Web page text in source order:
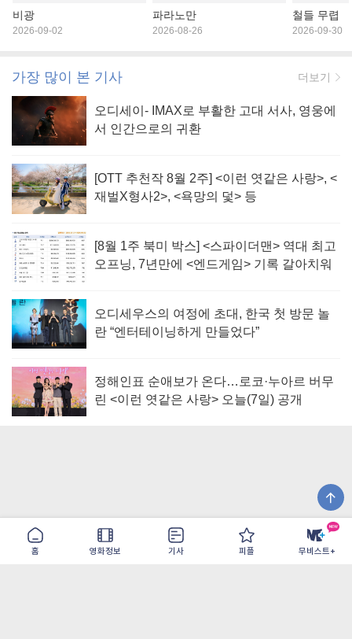
홈 영화정보 기사 피플 무비스트+
비광
2026-09-02
파라노만
2026-08-26
철들 무렵
2026-09-30
가장 많이 본 기사 더보기
오디세이- IMAX로 부활한 고대 서사, 영웅에
서 인간으로의 귀환
[OTT 추천작 8월 2주] <이런 엿같은 사랑>, <
재벌X형사2>, <욕망의 덫> 등
[8월 1주 북미 박스] <스파이더맨> 역대 최고
오프닝, 7년만에 <엔드게임> 기록 갈아치워
오디세우스의 여정에 초대, 한국 첫 방문 놀
란 “엔터테이닝하게 만들었다”
정해인표 순애보가 온다…로코·누아르 버무
린 <이런 엿같은 사랑> 오늘(7일) 공개